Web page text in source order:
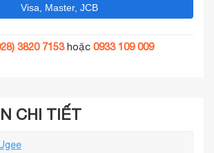
Visa, Master, JCB
3820 7153hoặc 0933 109 009
CHI TIẾT